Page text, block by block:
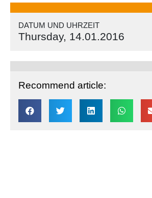
DATUM UND UHRZEIT
Thursday, 14.01.2016
Recommend article: